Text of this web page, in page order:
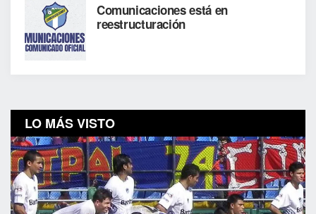
Comunicaciones está en
reestructuración
LO MÁS VISTO